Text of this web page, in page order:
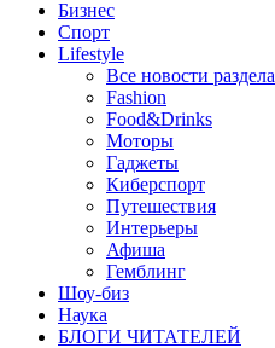
Бизнес
Спорт
Lifestyle
Все новости раздела
Fashion
Food&Drinks
Моторы
Гаджеты
Киберспорт
Путешествия
Интерьеры
Афиша
Гемблинг
Шоу-биз
Наука
БЛОГИ ЧИТАТЕЛЕЙ